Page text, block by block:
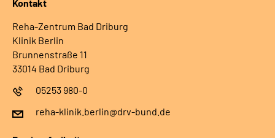
Kontakt
Reha-Zentrum Bad Driburg
Klinik Berlin
Brunnenstraße 11
33014 Bad Driburg
05253 980-0
reha-klinik.berlin@drv-bund.de